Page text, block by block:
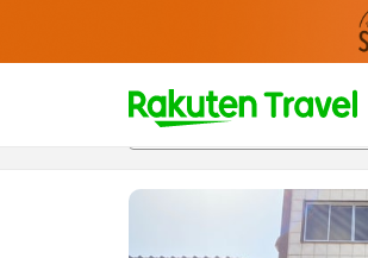
t
p
a
개요객실 & 숙박 상품이용 후기